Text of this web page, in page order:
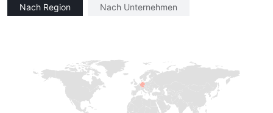
Nach Region Nach Unternehmen